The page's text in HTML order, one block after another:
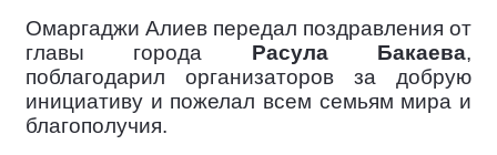
Омаргаджи Алиев передал поздравления от
главы города Расула Бакаева,
поблагодарил организаторов за добрую
инициативу и пожелал всем семьям мира и
благополучия.